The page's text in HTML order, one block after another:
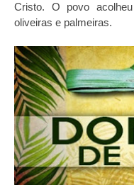
Cristo. O povo
oliveiras e palmeiras.